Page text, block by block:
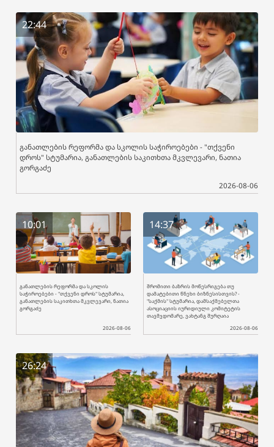
22:44
განათლების რეფორმა და სკოლის საჭიროებები - "თქვენი
დროს" სტუმარია, განათლების საკითხთა მკვლევარი, ნათია
გორგაძე
2026-08-06
10:01
განათლების რეფორმა და სკოლის
საჭიროებები - "თქვენი დროს" სტუმარია,
განათლების საკითხთა მკვლევარი, ნათია
გორგაძე
2026-08-06
14:37
შრომითი ბაზრის მოწესრიგება თუ
დამატებითი წნეხი ბიზნესისთვის? -
"საქმის" სტუმარია, დამსაქმებელთა
ასოციაციის იურიდიული კომიტეტის
თავმჯდომარე, ვახტანგ შურღაია
2026-08-06
26:24